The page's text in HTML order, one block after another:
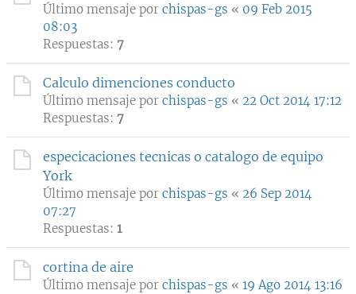
Último mensaje por chispas-gs « 09 Feb 2015
08:03
Respuestas: 7
Calculo dimenciones conducto
Último mensaje por chispas-gs « 22 Oct 2014 17:12
Respuestas: 7
especicaciones tecnicas o catalogo de equipo
York
Último mensaje por chispas-gs « 26 Sep 2014
07:27
Respuestas: 1
cortina de aire
Último mensaje por chispas-gs « 19 Ago 2014 13:16